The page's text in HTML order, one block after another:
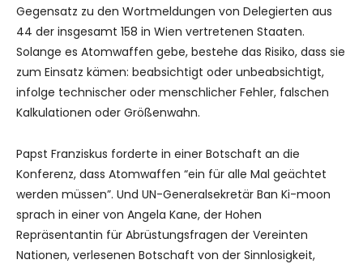
Gegensatz zu den Wortmeldungen von Delegierten aus
44 der insgesamt 158 in Wien vertretenen Staaten.
Solange es Atomwaffen gebe, bestehe das Risiko, dass sie
zum Einsatz kämen: beabsichtigt oder unbeabsichtigt,
infolge technischer oder menschlicher Fehler, falschen
Kalkulationen oder Größenwahn.
Papst Franziskus forderte in einer Botschaft an die
Konferenz, dass Atomwaffen “ein für alle Mal geächtet
werden müssen”. Und UN-Generalsekretär Ban Ki-moon
sprach in einer von Angela Kane, der Hohen
Repräsentantin für Abrüstungsfragen der Vereinten
Nationen, verlesenen Botschaft von der Sinnlosigkeit,